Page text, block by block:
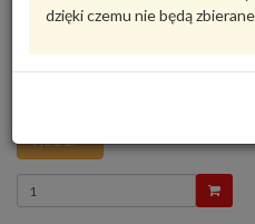
dzięki czemu nie będą
Przyrząd do zakładania
7,81 zł
Wprowadź
ilość